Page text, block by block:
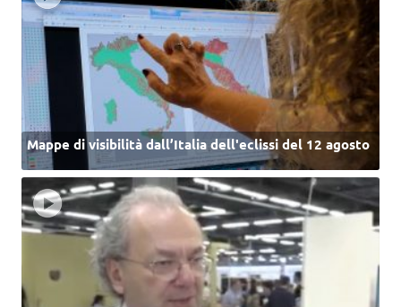
Mappe di visibilità dall’Italia dell'eclissi del 12 agosto